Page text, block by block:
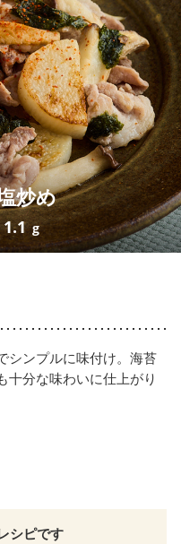
炒め
1.1 g
シンプルに味付け。海苔
十分な味わいに仕上がり
シピです